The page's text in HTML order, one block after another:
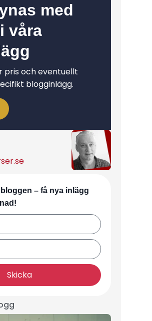
med
våra
pris och eventuellt
blogginlägg.
– få nya inlägg
Skicka